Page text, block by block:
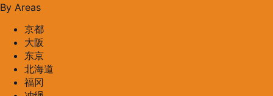
By Areas
京都
大阪
东京
北海道
福冈